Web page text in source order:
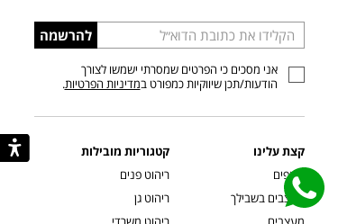
הכניסו
כתובת
דוא”ל
להרשמה
אני מסכים כי הפרטים שמסרתי ישמשו לצורך
הודעות/תכן שיווקיות כמפורט במדיניות הפרטיות.
קצת עלינו
סניפים
מעצבים בשבילך
קטגוריות מובילות
ריהוט פנים
ריהוט גן